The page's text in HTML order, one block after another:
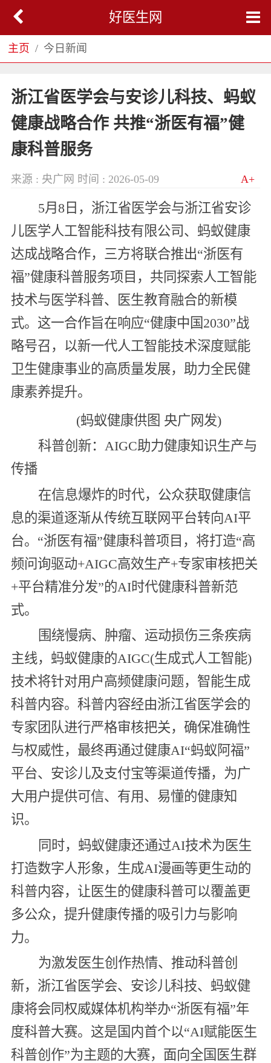
好医生网
主页 今日新闻
浙江省医学会与安诊儿科技、蚂蚁
健康战略合作 共推“浙医有福”健
康科普服务
来源 : 央广网 时间 : 2026-05-09 A+
5月8日，浙江省医学会与浙江省安诊
儿医学人工智能科技有限公司、蚂蚁健康
达成战略合作，三方将联合推出“浙医有
福”健康科普服务项目，共同探索人工智能
技术与医学科普、医生教育融合的新模
式。这一合作旨在响应“健康中国2030”战
略号召，以新一代人工智能技术深度赋能
卫生健康事业的高质量发展，助力全民健
康素养提升。
(蚂蚁健康供图 央广网发)
科普创新：AIGC助力健康知识生产与
传播
在信息爆炸的时代，公众获取健康信
息的渠道逐渐从传统互联网平台转向AI平
台。“浙医有福”健康科普项目，将打造“高
频问询驱动+AIGC高效生产+专家审核把关
+平台精准分发”的AI时代健康科普新范
式。
围绕慢病、肿瘤、运动损伤三条疾病
主线，蚂蚁健康的AIGC(生成式人工智能)
技术将针对用户高频健康问题，智能生成
科普内容。科普内容经由浙江省医学会的
专家团队进行严格审核把关，确保准确性
与权威性，最终再通过健康AI“蚂蚁阿福”
平台、安诊儿及支付宝等渠道传播，为广
大用户提供可信、有用、易懂的健康知
识。
同时，蚂蚁健康还通过AI技术为医生
打造数字人形象，生成AI漫画等更生动的
科普内容，让医生的健康科普可以覆盖更
多公众，提升健康传播的吸引力与影响
力。
为激发医生创作热情、推动科普创
新，浙江省医学会、安诊儿科技、蚂蚁健
康将会同权威媒体机构举办“浙医有福”年
度科普大赛。这是国内首个以“AI赋能医生
科普创作”为主题的大赛，面向全国医生群